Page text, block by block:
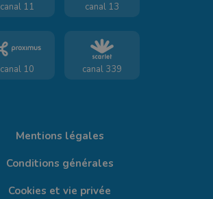
canal 11 canal 13
canal 10 canal 339
Mentions légales
Conditions générales
Cookies et vie privée